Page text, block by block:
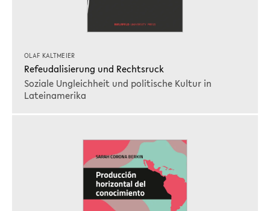
OLAF KALTMEIER
Refeudalisierung und Rechtsruck
Soziale Ungleichheit und politische Kultur in
Lateinamerika